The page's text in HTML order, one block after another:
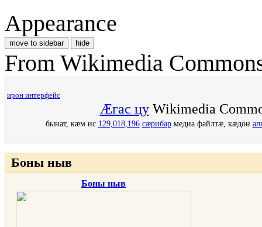
Appearance
move to sidebar hide
From Wikimedia
ирон интерфейс
Æгас цуWikimedia
бынат, кæм ис 129,018,196 сæрибармедиа файлтæ, кæдон
Боны ныв
Боны ныв